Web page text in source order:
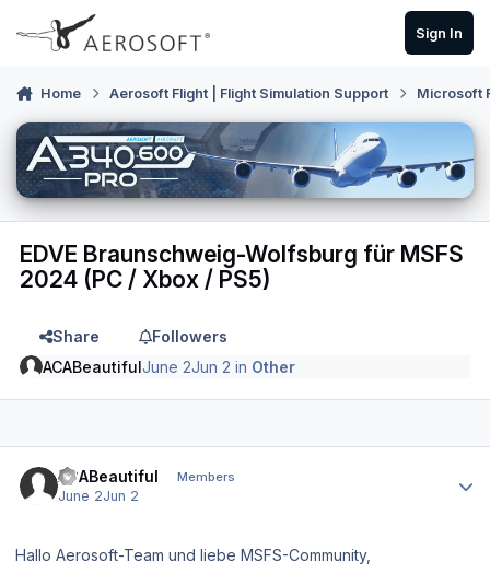
Skip to content
Sign In
Home Aerosoft Flight | Flight Simulation Support Microsoft
EDVE Braunschweig-Wolfsburg für MSFS
2024 (PC / Xbox / PS5)
Share
Followers
ACABeautifulJune 2Jun 2 in Other
ACABeautiful Members
June 2Jun 2
Hallo Aerosoft-Team und liebe MSFS-Community,